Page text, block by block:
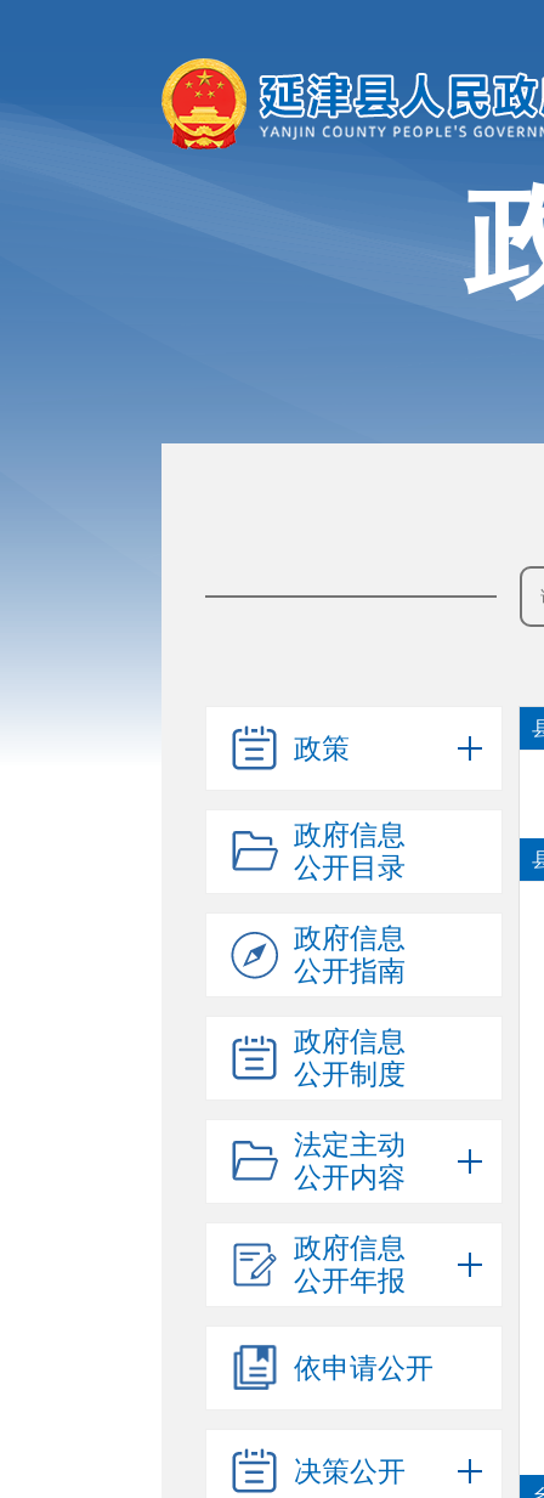
政策
政府信息
公开目录
政府信息
公开指南
政府信息
公开制度
法定主动
公开内容
政府信息
公开年报
依申请公开
决策公开